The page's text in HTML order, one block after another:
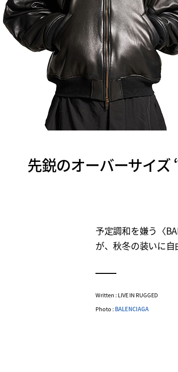
先鋭のオーバーサイズ
予定調和を嫌う〈
が、秋冬の装いに
Written : LIVE IN RUGGED
Photo :BALENCIAGA